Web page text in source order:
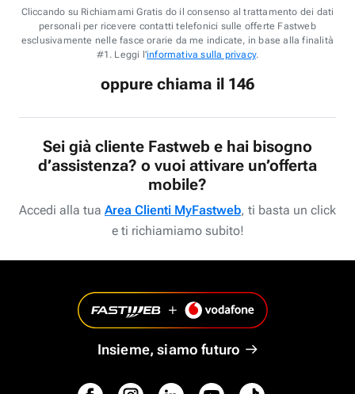
Cliccando su Richiamami Gratis do il consenso al trattamento dei dati
personali per ricevere contatti telefonici sulle offerte Fastweb
esclusivamente nelle fasce orarie da me indicate, in base alla finalità
#1. Leggi l'informativa sulla privacy.
oppure chiama il 146
Sei già cliente Fastweb e hai bisogno
d’assistenza? o vuoi attivare un’offerta
mobile?
Accedi alla tua Area Clienti MyFastweb, ti basta un click
e ti richiamiamo subito!
Insieme, siamo futuro